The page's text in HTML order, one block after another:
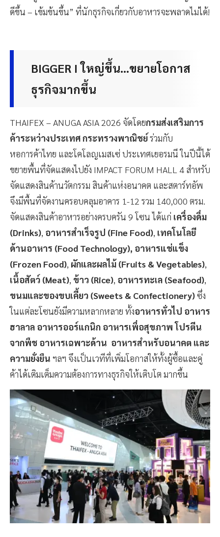
ดีขึ้น – เข้มข้นขึ้น” ที่นักธุรกิจเกี่ยวกับอาหารจะพลาดไม่ได้!
BIGGER I ใหญ่ขึ้น...ขยายโอกาส
ธุรกิจมากขึ้น
THAIFEX – ANUGA ASIA 2026 จัดโดยกรมส่งเสริมการ
ค้าระหว่างประเทศ กระทรวงพาณิชย์ร่วมกับ
หอการค้าไทย และโคโลญเมสเซ่ ประเทศเยอรมนี ในปีนี้ได้
ขยายพื้นที่จัดแสดงไปยัง IMPACT FORUM HALL 4 สำหรับ
จัดแสดงสินค้านวัตกรรม สินค้าแห่งอนาคต และสตาร์ทอัพ
จึงมีพื้นที่จัดงานครอบคลุมอาคาร 1-12 รวม 140,000 ตรม.
จัดแสดงสินค้าอาหารอย่างครบครัน 9 โซน ได้แก่ เครื่องดื่ม
(Drinks), อาหารสำเร็จรูป (Fine Food), เทคโนโลยี
ด้านอาหาร (Food Technology), อาหารแช่แข็ง
(Frozen Food), ผักและผลไม้ (Fruits & Vegetables),
เนื้อสัตว์ (Meat), ข้าว (Rice), อาหารทะเล (Seafood),
ขนมและของขบเคี้ยว (Sweets & Confectionery)ซึ่ง
ในแต่ละโซนยังมีความหลากหลาย ทั้งอาหารทั่วไป อาหาร
ฮาลาล อาหารออร์แกนิก อาหารเพื่อสุขภาพ โปรตีน
จากพืช อาหารเฉพาะด้าน อาหารสำหรับอนาคต และ
ความยั่งยืน ฯลฯ จึงเป็นเวทีที่เพิ่มโอกาสให้ทั้งผู้ซื้อและคู่
ค้าได้เติมเต็มความต้องการทางธุรกิจให้เติบโต มากขึ้น